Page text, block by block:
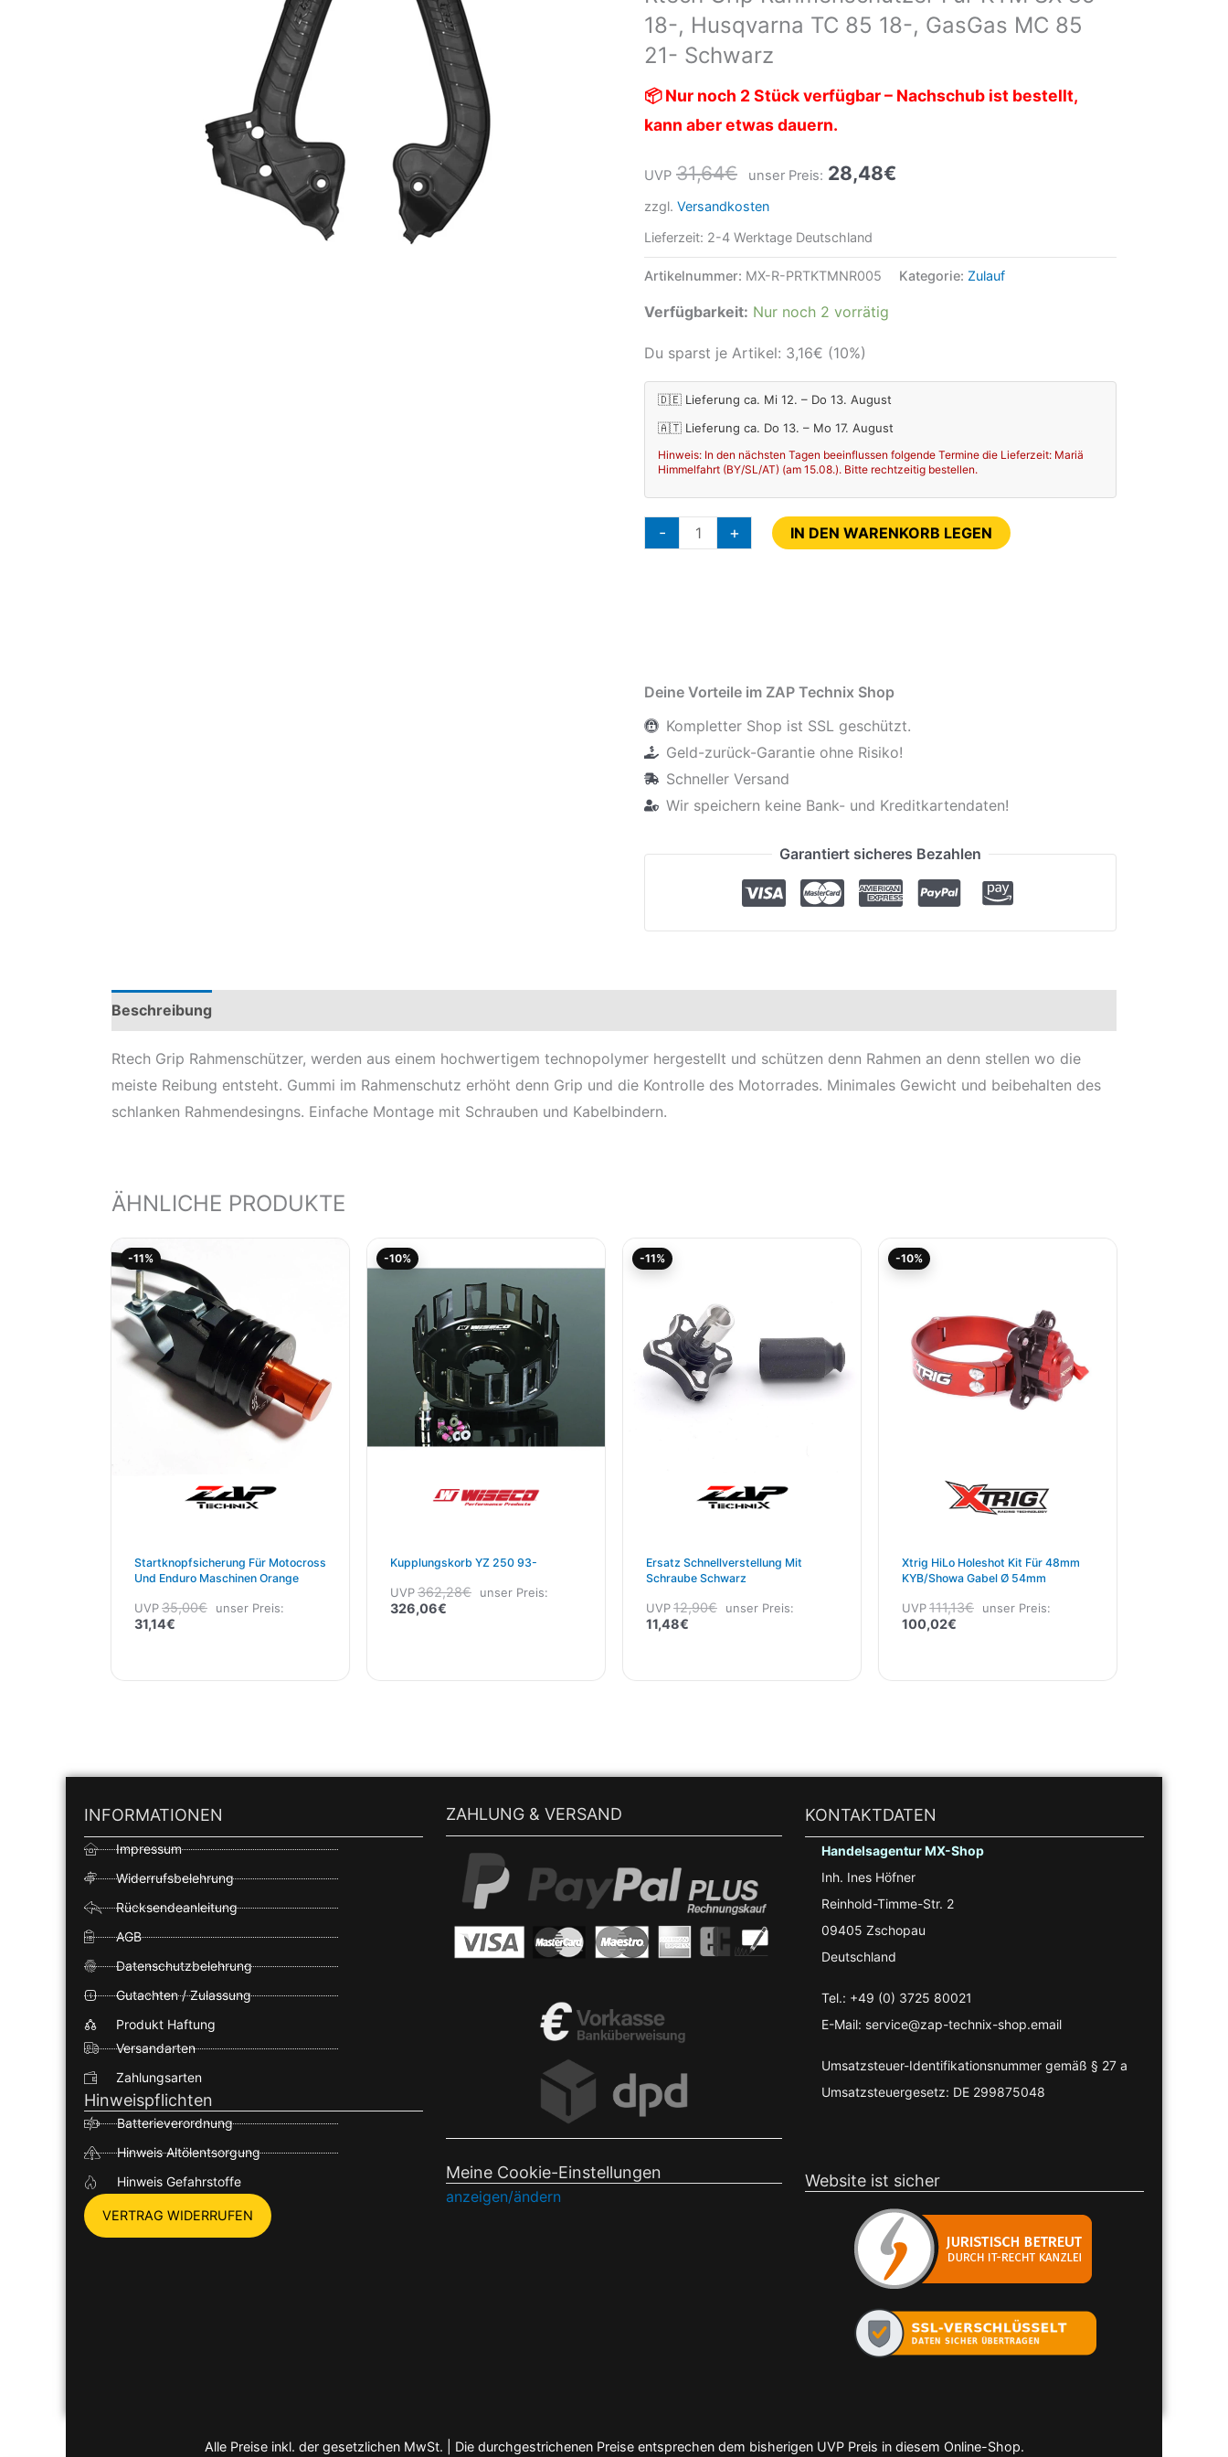
18-, Husqvarna TC 85 18-, GasGas MC 85
21- Schwarz
📦 Nur noch 2 Stück verfügbar – Nachschub ist bestellt,
kann aber etwas dauern.
UVP 31,64€ unser Preis: 28,48€
zzgl. Versandkosten
Lieferzeit: 2-4 Werktage Deutschland
Artikelnummer: MX-R-PRTKTMNR005 Kategorie: Zulauf
Verfügbarkeit: Nur noch 2 vorrätig
Du sparst je Artikel: 3,16€ (10%)
🇩🇪 Lieferung ca. Mi 12. – Do 13. August
🇦🇹 Lieferung ca. Do 13. – Mo 17. August
Hinweis: In den nächsten Tagen beeinflussen folgende Termine die Lieferzeit: Mariä
Himmelfahrt (BY/SL/AT) (am 15.08.). Bitte rechtzeitig bestellen.
-
85
18-,
TC
85
GasGas
MC
85
21-
Menge
+ IN DEN WARENKORB LEGEN
Deine Vorteile im ZAP Technix Shop
Kompletter Shop ist SSL geschützt.
Geld-zurück-Garantie ohne Risiko!
Schneller Versand
Wir speichern keine Bank- und Kreditkartendaten!
Garantiert sicheres Bezahlen
Beschreibung
Rtech Grip Rahmenschützer, werden aus einem hochwertigem technopolymer hergestellt und schützen denn Rahmen an denn stellen wo die
meiste Reibung entsteht. Gummi im Rahmenschutz erhöht denn Grip und die Kontrolle des Motorrades. Minimales Gewicht und beibehalten des
schlanken Rahmendesingns. Einfache Montage mit Schrauben und Kabelbindern.
ÄHNLICHE PRODUKTE
-11%
Startknopfsicherung Für Motocross
Und Enduro Maschinen Orange
UVP35,00€
war:
35,00€
unser Preis:
31,14€
Preis
ist:
31,14€.
-10%
Kupplungskorb YZ 250 93-
UVP362,28€
war:
362,28€
unser Preis:
326,06€
326,06€.
-11%
Ersatz Schnellverstellung Mit
Schraube Schwarz
UVP12,90€ unser Preis:
11,48€
-10%
Xtrig HiLo Holeshot Kit Für 48mm
KYB/Showa Gabel Ø 54mm
UVP111,13€ unser Preis:
100,02€
INFORMATIONEN
Impressum
Widerrufsbelehrung
Rücksendeanleitung
AGB
Datenschutzbelehrung
Gutachten / Zulassung
Produkt Haftung
Versandarten
Zahlungsarten
Hinweispflichten
Batterieverordnung
Hinweis Altölentsorgung
Hinweis Gefahrstoffe
VERTRAG WIDERRUFEN
ZAHLUNG & VERSAND
Meine Cookie-Einstellungen
anzeigen/ändern
KONTAKTDATEN
Handelsagentur MX-Shop
Inh. Ines Höfner
Reinhold-Timme-Str. 2
09405 Zschopau
Deutschland
Tel.: +49 (0) 3725 80021
E-Mail: service@zap-technix-shop.email
Umsatzsteuer-Identifikationsnummer gemäß § 27 a
Umsatzsteuergesetz: DE 299875048
Website ist sicher
Alle Preise inkl. der gesetzlichen MwSt. | Die durchgestrichenen Preise entsprechen dem bisherigen UVP Preis in diesem Online-Shop.